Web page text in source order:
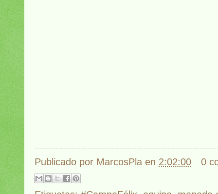
Publicado por MarcosPla en 2:02:00 0